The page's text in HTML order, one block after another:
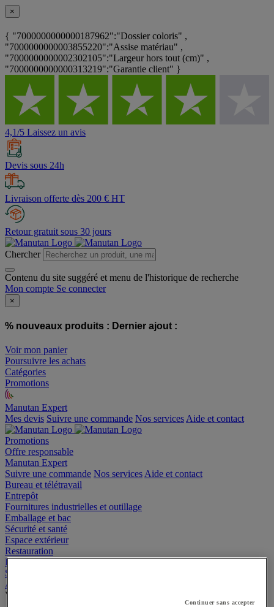
×
{ "7000000000000187962":"Dossier coloris" ,
"7000000000003855220":"Assise matériau" ,
"7000000000002302105":"Largeur hors tout (cm)" ,
"7000000000000313219":"Garantie client" }
4,1/5 Laissez un avis
Devis sous 24h
Livraison offerte dès 200 € HT
Retour gratuit sous 30 jours
Chercher
Contenu du site suggéré et menu de l'historique de recherche
Mon compte Se connecter
×
% nouveaux produits : Dernier ajout :
Voir mon panier
Poursuivre les achats
Catégories
Promotions
Manutan Expert
offre reconditionnée
Mes devis Suivre une commande Nos services
Promotions
Offre responsable
Manutan Expert
Suivre une commande
Bureau et télétravail
Entrepôt
Fournitures industrielles et outillage
Emballage et bac
Sécurité et santé
Espace extérieur
Restauration
Hygiène
Sports et loisirs
Abri urbain
Continuer sans accepter